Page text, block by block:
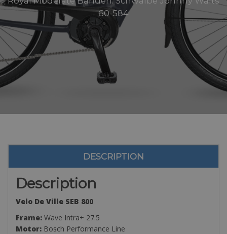
60-584
DESCRIPTION
Description
Velo De Ville SEB 800
Frame: Wave Intra+ 27.5
Motor: Bosch Performance Line